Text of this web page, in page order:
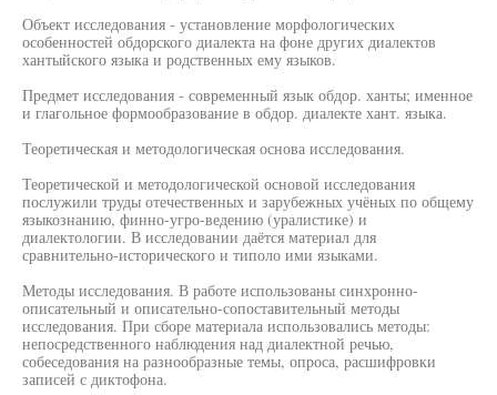
Объект исследования - установление морфологических
особенностей обдорского диалекта на фоне других диалектов
хантыйского языка и родственных ему языков.
Предмет исследования - современный язык обдор. ханты; именное
и глагольное формообразование в обдор. диалекте хант. языка.
Теоретическая и методологическая основа исследования.
Теоретической и методологической основой исследования
послужили труды отечественных и зарубежных учёных по общему
языкознанию, финно-угро-ведению (уралистике) и
диалектологии. В исследовании даётся материал для
сравнительно-исторического и типоло ими языками.
Методы исследования. В работе использованы синхронно-
описательный и описательно-сопоставительный методы
исследования. При сборе материала использовались методы:
непосредственного наблюдения над диалектной речью,
собеседования на разнообразные темы, опроса, расшифровки
записей с диктофона.